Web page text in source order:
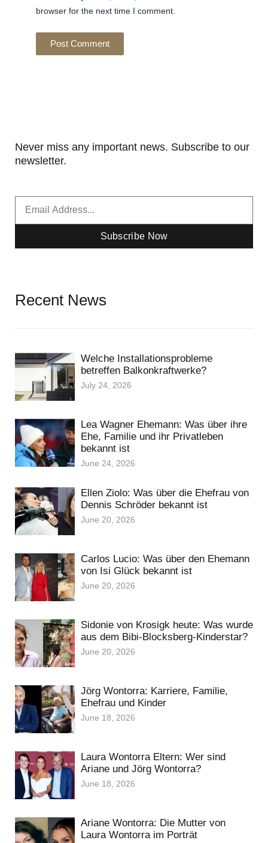
browser for the next time I comment.
Never miss any important news. Subscribe to our
newsletter.
Subscribe Now
Recent News
Welche Installationsprobleme
betreffen Balkonkraftwerke?
July 24, 2026
Lea Wagner Ehemann: Was über ihre
Ehe, Familie und ihr Privatleben
bekannt ist
June 24, 2026
Ellen Ziolo: Was über die Ehefrau von
Dennis Schröder bekannt ist
June 20, 2026
Carlos Lucio: Was über den Ehemann
von Isi Glück bekannt ist
June 20, 2026
Sidonie von Krosigk heute: Was wurde
aus dem Bibi-Blocksberg-Kinderstar?
June 20, 2026
Jörg Wontorra: Karriere, Familie,
Ehefrau und Kinder
June 18, 2026
Laura Wontorra Eltern: Wer sind
Ariane und Jörg Wontorra?
June 18, 2026
Ariane Wontorra: Die Mutter von
Laura Wontorra im Porträt